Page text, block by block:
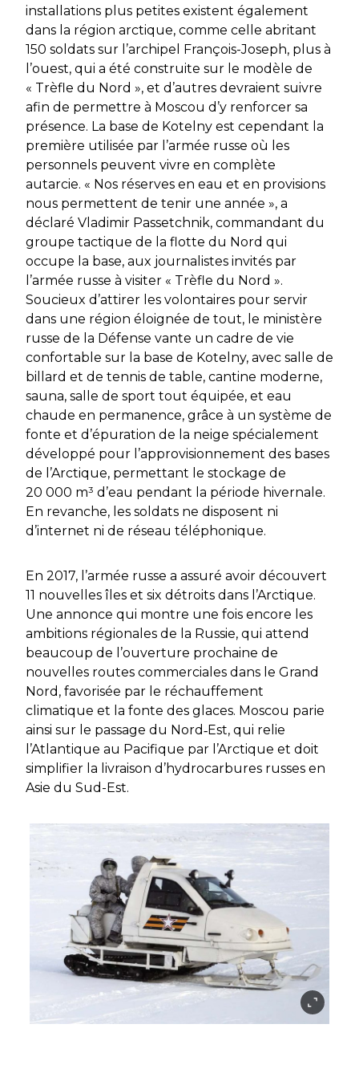
installations plus petites existent également
dans la région arctique, comme celle abritant
150 soldats sur l’archipel François-Joseph, plus à
l’ouest, qui a été construite sur le modèle de
« Trèfle du Nord », et d’autres devraient suivre
afin de permettre à Moscou d’y renforcer sa
présence. La base de Kotelny est cependant la
première utilisée par l’armée russe où les
personnels peuvent vivre en complète
autarcie. « Nos réserves en eau et en provisions
nous permettent de tenir une année », a
déclaré Vladimir Passetchnik, commandant du
groupe tactique de la flotte du Nord qui
occupe la base, aux journalistes invités par
l’armée russe à visiter « Trèfle du Nord ».
Soucieux d’attirer les volontaires pour servir
dans une région éloignée de tout, le ministère
russe de la Défense vante un cadre de vie
confortable sur la base de Kotelny, avec salle de
billard et de tennis de table, cantine moderne,
sauna, salle de sport tout équipée, et eau
chaude en permanence, grâce à un système de
fonte et d’épuration de la neige spécialement
développé pour l’approvisionnement des bases
de l’Arctique, permettant le stockage de
20 000 m³ d’eau pendant la période hivernale.
En revanche, les soldats ne disposent ni
d’internet ni de réseau téléphonique.
En 2017, l’armée russe a assuré avoir découvert
11 nouvelles îles et six détroits dans l’Arctique.
Une annonce qui montre une fois encore les
ambitions régionales de la Russie, qui attend
beaucoup de l’ouverture prochaine de
nouvelles routes commerciales dans le Grand
Nord, favorisée par le réchauffement
climatique et la fonte des glaces. Moscou parie
ainsi sur le passage du Nord‑Est, qui relie
l’Atlantique au Pacifique par l’Arctique et doit
simplifier la livraison d’hydrocarbures russes en
Asie du Sud-Est.